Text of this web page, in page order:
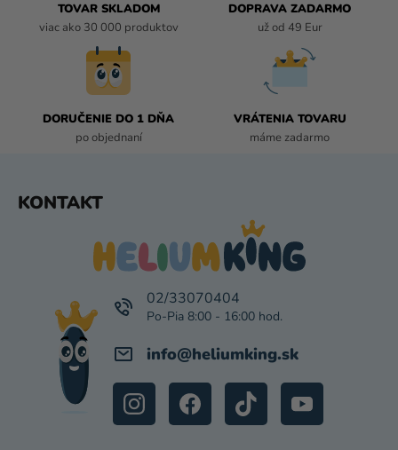
TOVAR SKLADOM
viac ako 30 000 produktov
DOPRAVA ZADARMO
už od 49 Eur
DORUČENIE DO 1 DŇA
po objednaní
VRÁTENIA TOVARU
máme zadarmo
KONTAKT
info@heliumking.sk
02/33070404